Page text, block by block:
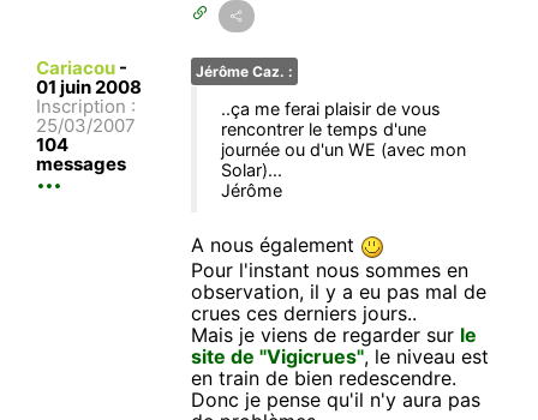
Cariacou -
01 juin 2008
Inscription :
25/03/2007
104
messages
Jérôme Caz. :
..ça me ferai plaisir de vous
rencontrer le temps d'une
journée ou d'un WE (avec mon
Solar)...
Jérôme
A nous également
Pour l'instant nous sommes en
observation, il y a eu pas mal de
crues ces derniers jours..
Mais je viens de regarder sur le
site de "Vigicrues", le niveau est
en train de bien redescendre.
Donc je pense qu'il n'y aura pas